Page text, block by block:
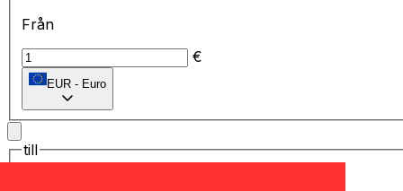
Från
€
EUR - Euro
till